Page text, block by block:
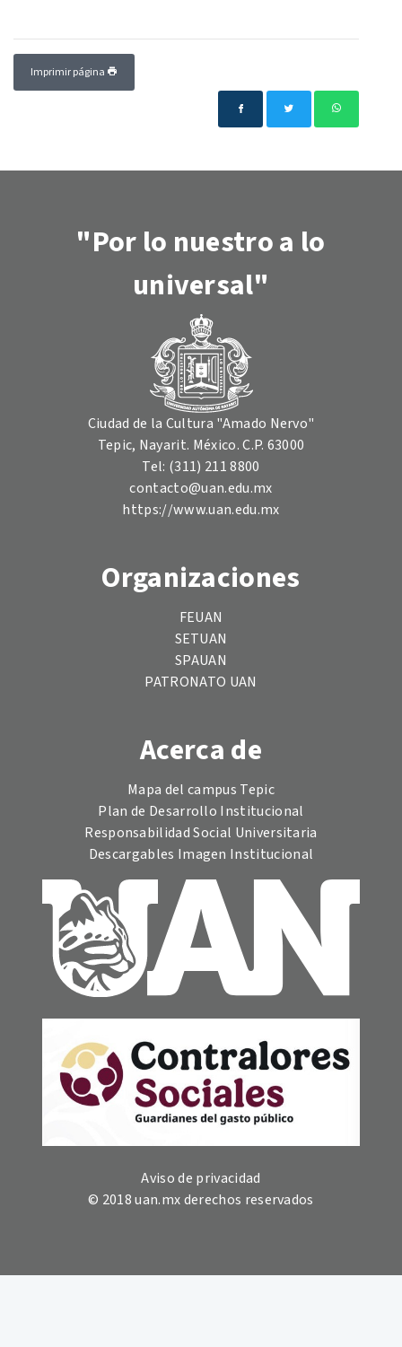
Imprimir página
"Por lo nuestro a lo
universal"
Ciudad de la Cultura "Amado Nervo"
Tepic, Nayarit. México. C.P. 63000
Tel: (311) 211 8800
contacto@uan.edu.mx
https://www.uan.edu.mx
Organizaciones
FEUAN
SETUAN
SPAUAN
PATRONATO UAN
Acerca de
Mapa del campus Tepic
Plan de Desarrollo Institucional
Responsabilidad Social Universitaria
Descargables Imagen Institucional
Aviso de privacidad
© 2018 uan.mx derechos reservados